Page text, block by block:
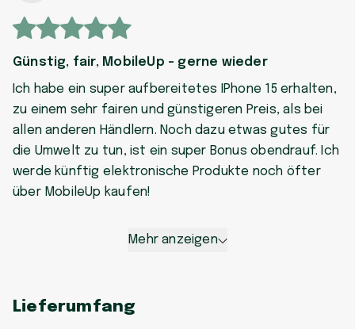
Günstig, fair, MobileUp - gerne wieder
Ich habe ein super aufbereitetes IPhone 15 erhalten,
zu einem sehr fairen und günstigeren Preis, als bei
allen anderen Händlern. Noch dazu etwas gutes für
die Umwelt zu tun, ist ein super Bonus obendrauf. Ich
werde künftig elektronische Produkte noch öfter
über MobileUp kaufen!
Mehr anzeigen
Lieferumfang